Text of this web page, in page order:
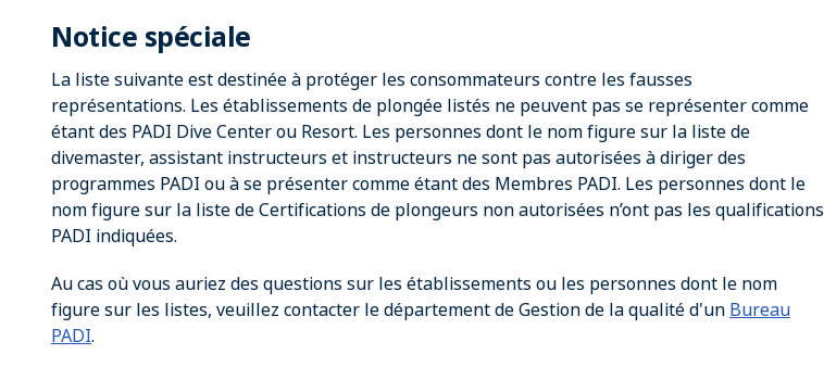
Notice spéciale
La liste suivante est destinée à protéger les consommateurs contre les fausses
représentations. Les établissements de plongée listés ne peuvent pas se représenter comme
étant des PADI Dive Center ou Resort. Les personnes dont le nom figure sur la liste de
divemaster, assistant instructeurs et instructeurs ne sont pas autorisées à diriger des
programmes PADI ou à se présenter comme étant des Membres PADI. Les personnes dont le
nom figure sur la liste de Certifications de plongeurs non autorisées n’ont pas les qualifications
PADI indiquées.
Au cas où vous auriez des questions sur les établissements ou les personnes dont le nom
figure sur les listes, veuillez contacter le département de Gestion de la qualité d'un Bureau
PADI.